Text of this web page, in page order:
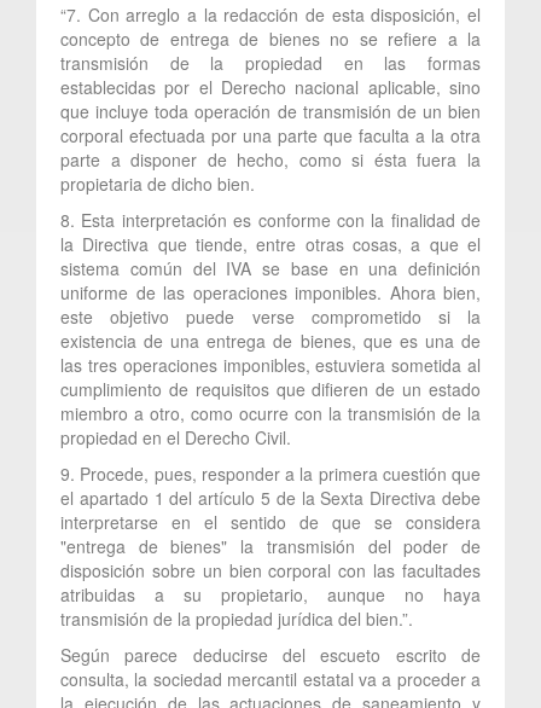
“7. Con arreglo a la redacción de esta disposición, el
concepto de entrega de bienes no se refiere a la
transmisión de la propiedad en las formas
establecidas por el Derecho nacional aplicable, sino
que incluye toda operación de transmisión de un bien
corporal efectuada por una parte que faculta a la otra
parte a disponer de hecho, como si ésta fuera la
propietaria de dicho bien.
8. Esta interpretación es conforme con la finalidad de
la Directiva que tiende, entre otras cosas, a que el
sistema común del IVA se base en una definición
uniforme de las operaciones imponibles. Ahora bien,
este objetivo puede verse comprometido si la
existencia de una entrega de bienes, que es una de
las tres operaciones imponibles, estuviera sometida al
cumplimiento de requisitos que difieren de un estado
miembro a otro, como ocurre con la transmisión de la
propiedad en el Derecho Civil.
9. Procede, pues, responder a la primera cuestión que
el apartado 1 del artículo 5 de la Sexta Directiva debe
interpretarse en el sentido de que se considera
"entrega de bienes" la transmisión del poder de
disposición sobre un bien corporal con las facultades
atribuidas a su propietario, aunque no haya
transmisión de la propiedad jurídica del bien.”.
Según parece deducirse del escueto escrito de
consulta, la sociedad mercantil estatal va a proceder a
la ejecución de las actuaciones de saneamiento y